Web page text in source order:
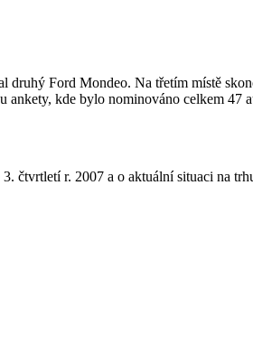
Ford Mondeo. Na třetím místě
ankety, kde bylo nominováno celkem 47
čtvrtletí r. 2007 a o aktuální situaci na